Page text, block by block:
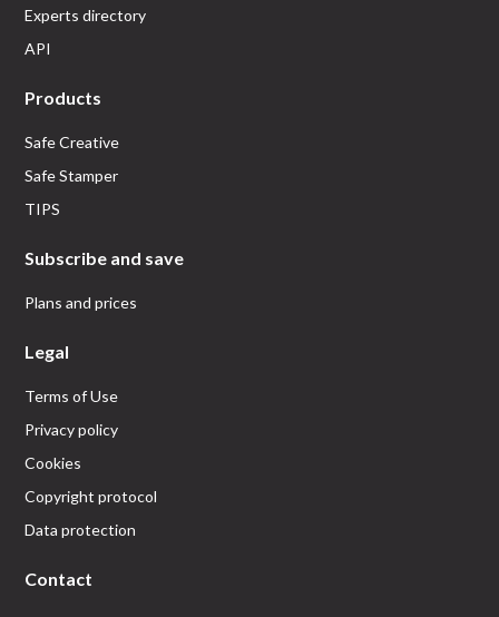
Experts directory
API
Products
Safe Creative
Safe Stamper
TIPS
Subscribe and save
Plans and prices
Legal
Terms of Use
Privacy policy
Cookies
Copyright protocol
Data protection
Contact